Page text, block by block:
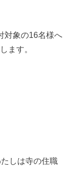
対象の16名様へ
ます。
しは寺の住職